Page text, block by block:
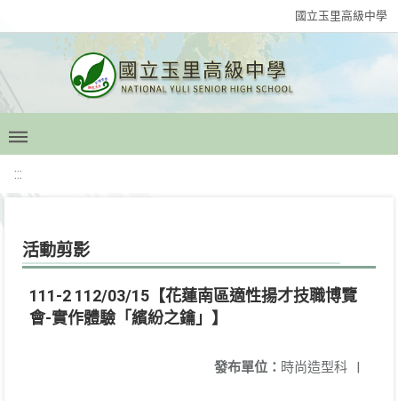
國立玉里高級中學
:::
活動剪影
111-2 112/03/15【花蓮南區適性揚才技職博覽
會-實作體驗「繽紛之鑰」】
發布單位： 時尚造型科 |